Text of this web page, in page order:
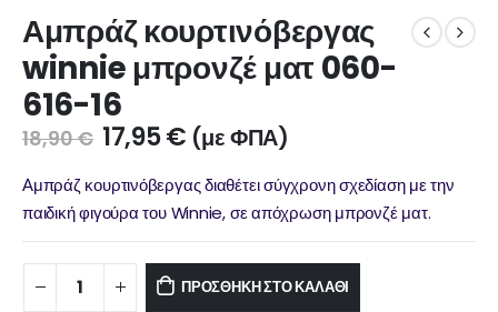
Αμπράζ κουρτινόβεργας
winnie μπρονζέ ματ 060-
616-16
18,90€ 17,95€ (με ΦΠΑ)
Αμπράζ κουρτινόβεργας διαθέτει σύγχρονη σχεδίαση με την
παιδική φιγούρα του Winnie, σε απόχρωση μπρονζέ ματ.
ΠΡΟΣΘΉΚΗ ΣΤΟ ΚΑΛΆΘΙ